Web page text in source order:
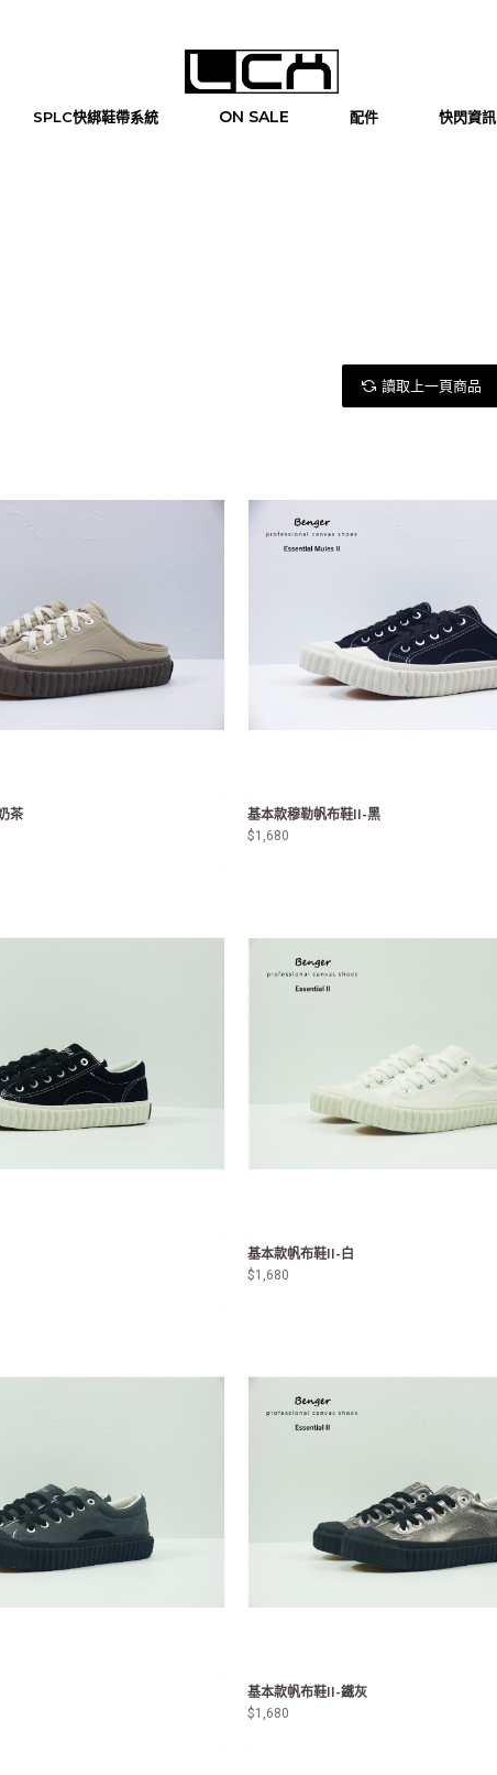
SPLC快綁鞋帶系統 ON SALE 配件 快閃資訊
讀取上一頁商品
茶 基本款穆勒帆布鞋II-黑
$1,680
基本款帆布鞋II-白
$1,680
基本款帆布鞋II-鐵灰
$1,680